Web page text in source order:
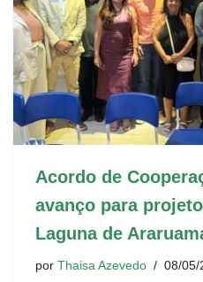
Acordo de
avanço para
Laguna de
por Thaisa Azevedo 08/05/